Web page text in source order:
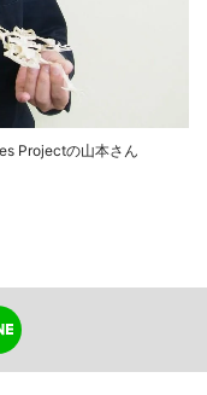
Projectの山本さん